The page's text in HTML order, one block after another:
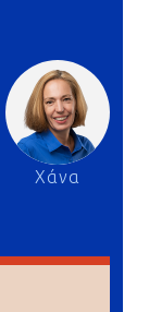
Χάνα